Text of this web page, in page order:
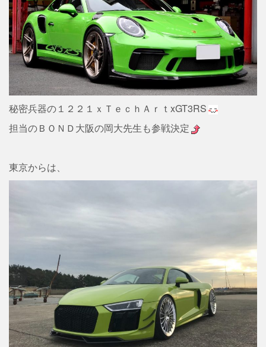
秘密兵器の１２２１ｘＴｅｃｈＡｒｔxGT3RS
担当のＢＯＮＤ大阪の岡大先生も参戦決定
東京からは、